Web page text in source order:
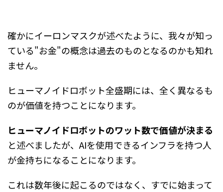
確かにイーロンマスクが述べたように、我々が知っ
ている"お金"の概念は過去のものとなるのかも知れ
ません。
ヒューマノイドロボット全盛期には、全く異なるも
のが価値を持つことになります。
ヒューマノイドロボットのワット数で価値が決まる
と述べましたが、AIを使用できるインフラを持つ人
が金持ちになることになります。
これは数年後に起こるのではなく、すでに始まって